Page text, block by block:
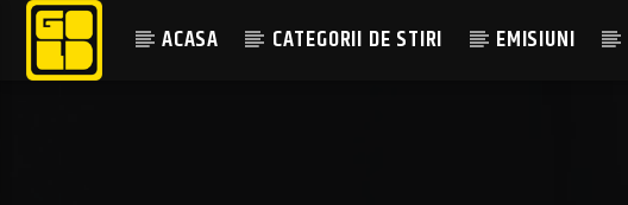
ACASA CATEGORII DE STIRI EMISIUNI